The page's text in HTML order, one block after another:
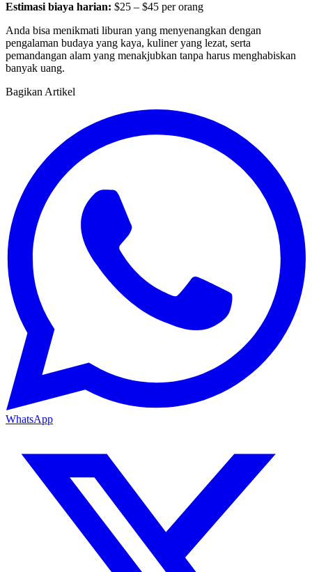
Estimasi biaya harian: $25 – $45 per orang
Anda bisa menikmati liburan yang menyenangkan dengan
pengalaman budaya yang kaya, kuliner yang lezat, serta
pemandangan alam yang menakjubkan tanpa harus menghabiskan
banyak uang.
Bagikan Artikel
WhatsApp